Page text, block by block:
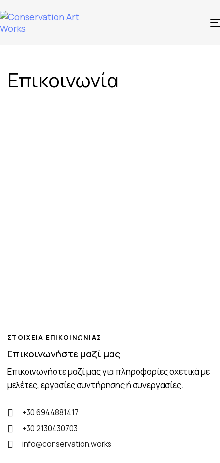
Επικοινωνία
ΣΤΟΙΧΕΙΑ ΕΠΙΚΟΙΝΩΝΙΑΣ
Επικοινωνήστε μαζί μας
Επικοινωνήστε μαζί μας για πληροφορίες σχετικά με
μελέτες, εργασίες συντήρησης ή συνεργασίες.
+30 6944881417
+30 2130430703
info@conservation.works